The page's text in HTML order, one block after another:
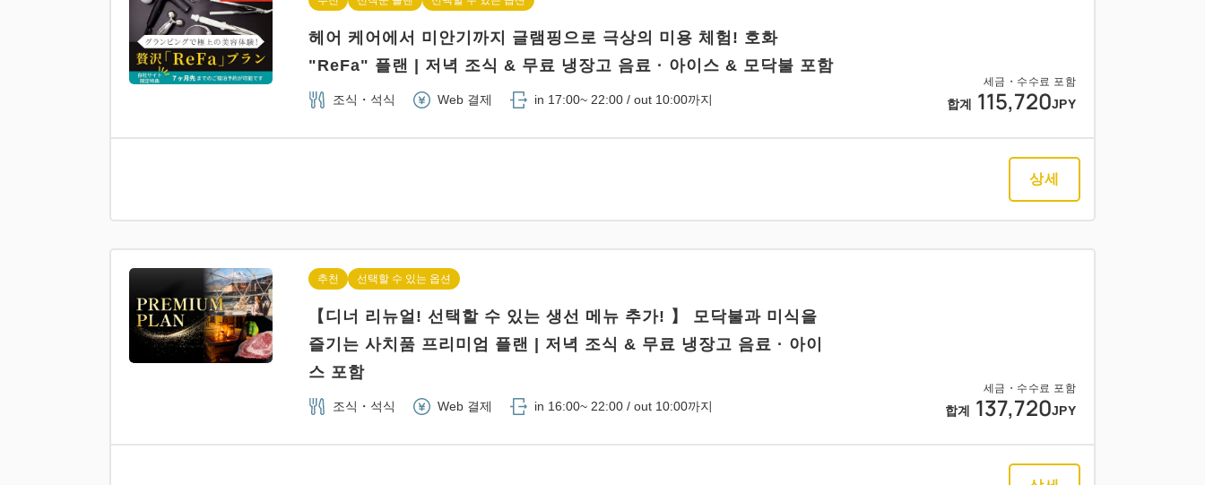
세금・수수료 포함
합계 115,720JPY
헤어 케어에서 미안기까지 글램핑으로 극상의 미용 체험! 호화
"ReFa" 플랜 | 저녁 조식 & 무료 냉장고 음료 · 아이스 & 모닥불 포함
조식・석식 Web 결제 in 17:00~ 22:00 / out 10:00까지
상세
세금・수수료 포함
합계 137,720JPY
추천 선택할 수 있는 옵션
【디너 리뉴얼! 선택할 수 있는 생선 메뉴 추가! 】 모닥불과 미식을
즐기는 사치품 프리미엄 플랜 | 저녁 조식 & 무료 냉장고 음료 · 아이
스 포함
조식・석식 Web 결제 in 16:00~ 22:00 / out 10:00까지